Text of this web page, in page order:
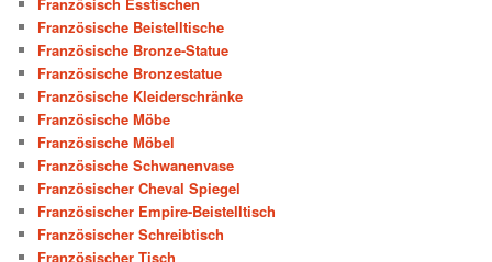
Französisch Esstischen
Französische Beistelltische
Französische Bronze-Statue
Französische Bronzestatue
Französische Kleiderschränke
Französische Möbe
Französische Möbel
Französische Schwanenvase
Französischer Cheval Spiegel
Französischer Empire-Beistelltisch
Französischer Schreibtisch
Französischer Tisch